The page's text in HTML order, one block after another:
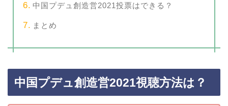
中国プデュ創造営2021投票はできる？
まとめ
中国プデュ創造営2021視聴方法は？